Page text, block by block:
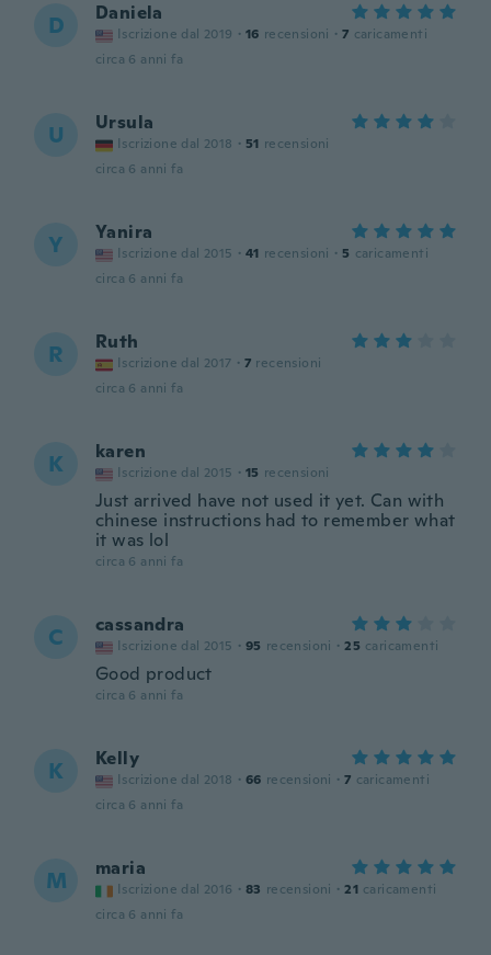
D Daniela
Iscrizione dal 2019 · 16 recensioni · 7 caricamenti
circa 6 anni fa
U Ursula
Iscrizione dal 2018 · 51 recensioni
circa 6 anni fa
Y Yanira
Iscrizione dal 2015 · 41 recensioni · 5 caricamenti
circa 6 anni fa
R Ruth
Iscrizione dal 2017 · 7 recensioni
circa 6 anni fa
K karen
Iscrizione dal 2015 · 15 recensioni
Just arrived have not used it yet. Can with
chinese instructions had to remember what
it was lol
circa 6 anni fa
C cassandra
Iscrizione dal 2015 · 95 recensioni · 25 caricamenti
Good product
circa 6 anni fa
K Kelly
Iscrizione dal 2018 · 66 recensioni · 7 caricamenti
circa 6 anni fa
M maria
Iscrizione dal 2016 · 83 recensioni · 21 caricamenti
circa 6 anni fa